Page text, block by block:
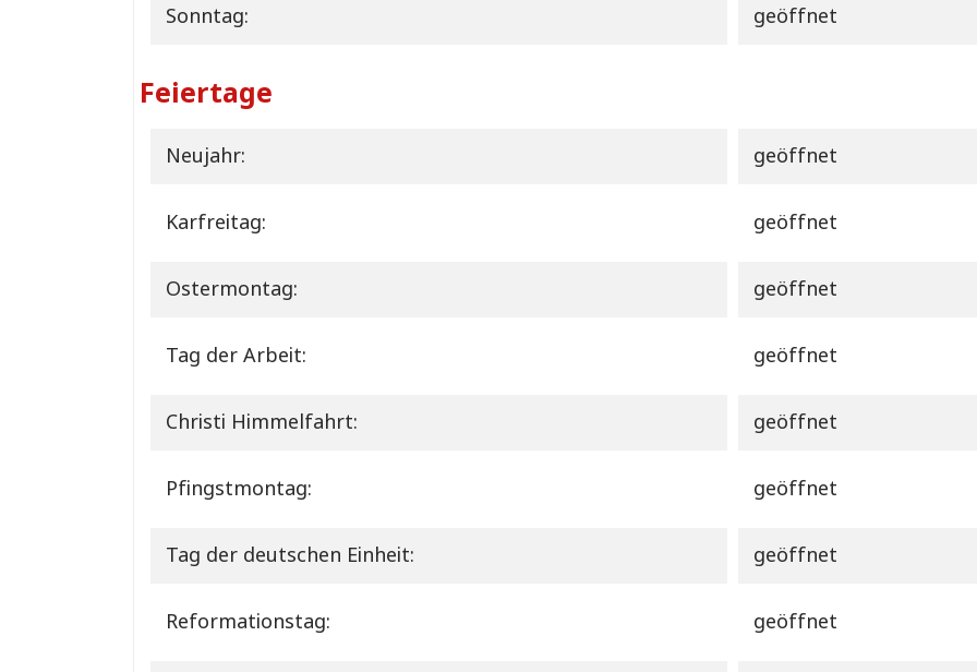
Sonntag: geöffnet
Feiertage
Neujahr: geöffnet
Karfreitag: geöffnet
Ostermontag: geöffnet
Tag der Arbeit: geöffnet
Christi Himmelfahrt: geöffnet
Pfingstmontag: geöffnet
Tag der deutschen Einheit: geöffnet
Reformationstag: geöffnet